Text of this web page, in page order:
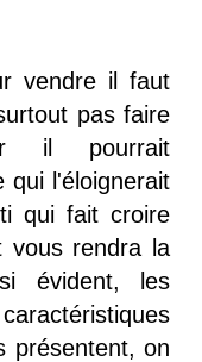
vendre il faut
pas faire
il pourrait
qui l'éloignerait
qui fait croire
vous rendra la
évident, les
présentent, on